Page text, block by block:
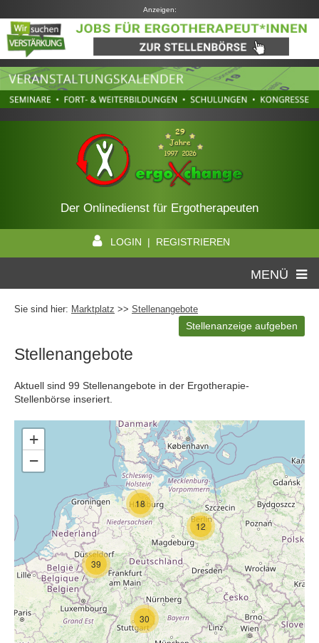
Anzeigen:
Der Onlinedienst für Ergotherapeuten
LOGIN | REGISTRIEREN
MENÜ
Sie sind hier: Marktplatz >> Stellenangebote
Stellenanzeige aufgeben
Stellenangebote
Aktuell sind 99 Stellenangebote in der Ergotherapie-
Stellenbörse inseriert.
18
12
30
39
+
−